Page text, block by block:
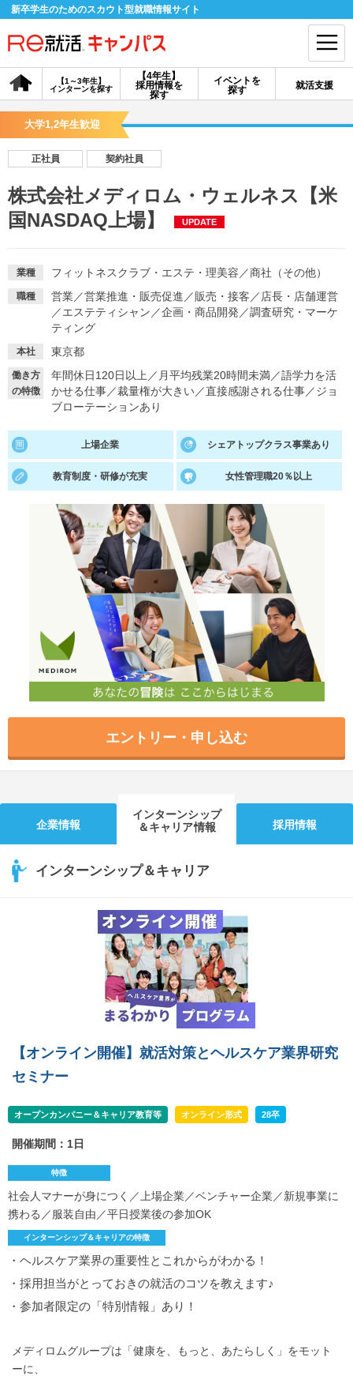
新卒学生のためのスカウト型就職情報サイト
【4年生】
採用情報を
探す
【1～3年生】
インターンを探す
イベントを
探す
就活支援
会員登録 ログイン
探す
【4年生】
【4年生】
イベントを探す スカウト お知らせ
就活支援
就活ノウハウが満載！
就活コラム
適職診断
あなたに合う仕事を診断！
就活チャンネル
動画で対策講座をチェック
就活時事ニュースを更新 不明点があればこちら
大学1,2年生歓迎
正社員 契約社員
株式会社メディロム・ウェルネス【米
国NASDAQ上場】
UPDATE
業種 フィットネスクラブ・エステ・理美容 ／商社（その他）
職種 営業／営業推進・販売促進 ／販売・接客 ／ 店長・店舗運営
／エステティシャン ／企画・商品開発 ／調査研究・マーケ
ティング
本社 東京都
働き方
の特徴
年間休日120日以上 ／ 月平均残業20時間未満／語学力を活
かせる仕事／裁量権が大きい／直接感謝される仕事／ジョ
ブローテーションあり
上場企業 シェアトップクラス事業あり
教育制度・研修が充実 女性管理職20％以上
エントリー・申し込む
企業情報
インターンシップ
＆キャリア情報
採用情報
インターンシップ＆キャリア
【オンライン開催】就活対策とヘルスケア業界研究
セミナー
オープンカンパニー＆キャリア教育等 オンライン形式 28卒
開催期間：1日
特徴
社会人マナーが身につく／上場企業／ベンチャー企業／新規事業に
携わる／服装自由／平日授業後の参加OK
インターンシップ＆キャリアの特徴
・ヘルスケア業界の重要性とこれからがわかる！
・採用担当がとっておきの就活のコツを教えます♪
・参加者限定の「特別情報」あり！
メディロムグループは「健康を、もっと、あたらしく」をモット
ーに、